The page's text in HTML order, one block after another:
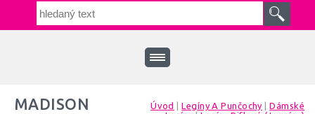
Úvod |Legíny A Punčochy |Dámské
MADISON